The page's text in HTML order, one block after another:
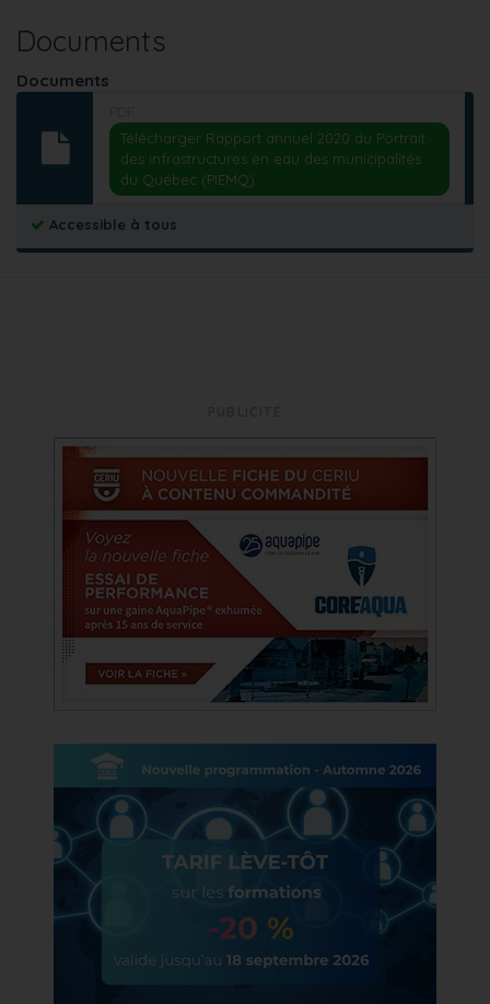
Documents
Documents
Télécharger Rapport annuel 2020 du Portrait
des infrastructures en eau des municipalités
du Québec (PIEMQ)
Accessible à tous